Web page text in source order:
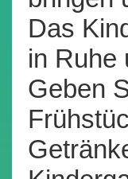
Das
in Ruhe
Geben